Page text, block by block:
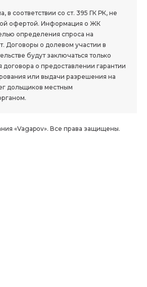
в соответствии со ст. 395 ГК РК, не
офертой. Информация о ЖК
определения спроса на
Договоры о долевом участии в
будут заключаться только
о предоставлении гарантии
или выдачи разрешения на
дольщиков местным
«Vagapov». Все права защищены.